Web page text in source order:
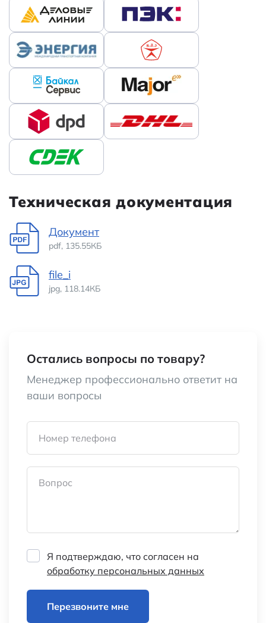
Техническая документация
Документ
pdf, 135.55КБ
file_i
jpg, 118.14КБ
Остались вопросы по товару?
Менеджер профессионально ответит на
ваши вопросы
Номер телефона
Вопрос
Я подтверждаю, что согласен на
обработку персональных данных
Перезвоните мне